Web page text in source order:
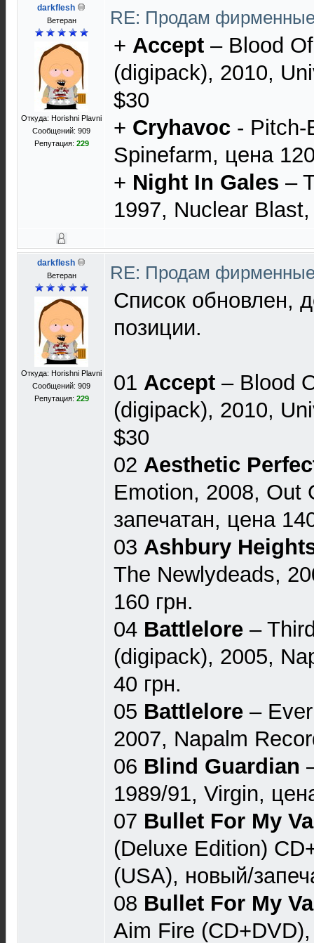
darkflesh
Ветеран
Откуда: Horishni Plavni
Сообщений: 909
Репутация: 229
RE: Продам
+ Accept ‎– Blood
(digipack), 2010,
$30
+ Cryhavoc - Pitch-
Spinefarm, цена
+ Night In Gales ‎–
1997, Nuclear
darkflesh
Ветеран
Откуда: Horishni Plavni
Сообщений: 909
Репутация: 229
RE: Продам
Список обновлен,
позиции.
01 Accept ‎– Blood
(digipack), 2010,
$30
02 Aesthetic
Emotion, 2008, Out
запечатан, цена
03 Ashbury
The Newlydeads,
160 грн.
04 Battlelore ‎–
(digipack), 2005,
40 грн.
05 Battlelore ‎–
2007, Napalm
06 Blind Guardian
1989/91, Virgin,
07 Bullet For My
(Deluxe Edition)
(USA), новый/
08 Bullet For My
Aim Fire